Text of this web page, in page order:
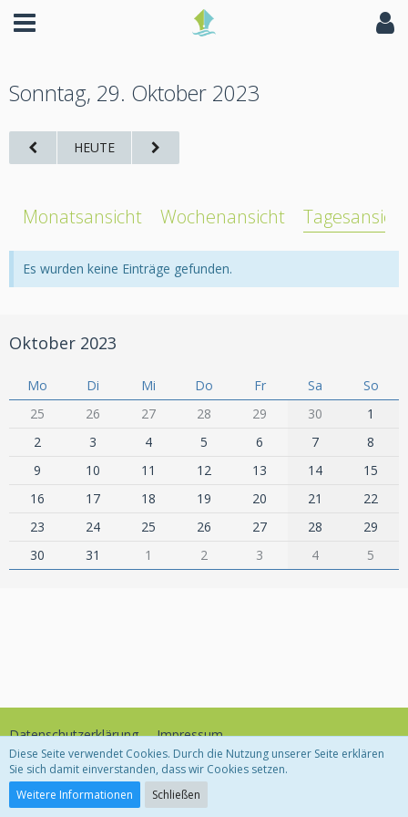
Sonntag, 29. Oktober 2023
HEUTE
Monatsansicht Wochenansicht Tagesansicht
Es wurden keine Einträge gefunden.
Oktober 2023
Mo Di Mi Do Fr Sa
So
25
26 27 28 29 30
1
2
3 4 5 6 7
8
9
10 11 12 13 14
15
16
17 18 19 20 21
22
23
24 25 26 27 28
29
30
31 1 2 3 4 5
Datenschutzerklärung Impressum
Community-Software:
Diese Seite verwendet Cookies. Durch die Nutzung unserer Seite erklären
Sie sich damit einverstanden, dass wir Cookies setzen.
Weitere Informationen
Schließen